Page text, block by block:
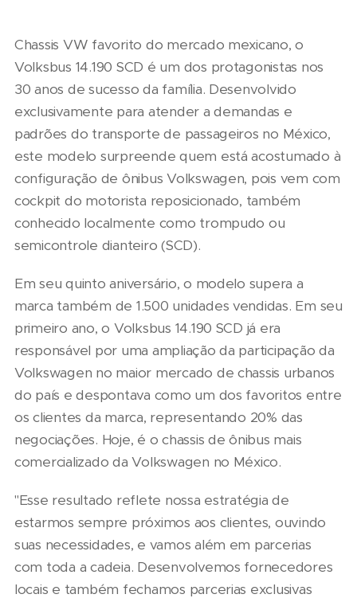
Chassis VW favorito do mercado mexicano, o
Volksbus 14.190 SCD é um dos protagonistas nos
30 anos de sucesso da família. Desenvolvido
exclusivamente para atender a demandas e
padrões do transporte de passageiros no México,
este modelo surpreende quem está acostumado à
configuração de ônibus Volkswagen, pois vem com
cockpit do motorista reposicionado, também
conhecido localmente como trompudo ou
semicontrole dianteiro (SCD).
Em seu quinto aniversário, o modelo supera a
marca também de 1.500 unidades vendidas. Em seu
primeiro ano, o Volksbus 14.190 SCD já era
responsável por uma ampliação da participação da
Volkswagen no maior mercado de chassis urbanos
do país e despontava como um dos favoritos entre
os clientes da marca, representando 20% das
negociações. Hoje, é o chassis de ônibus mais
comercializado da Volkswagen no México.
"Esse resultado reflete nossa estratégia de
estarmos sempre próximos aos clientes, ouvindo
suas necessidades, e vamos além em parcerias
com toda a cadeia. Desenvolvemos fornecedores
locais e também fechamos parcerias exclusivas